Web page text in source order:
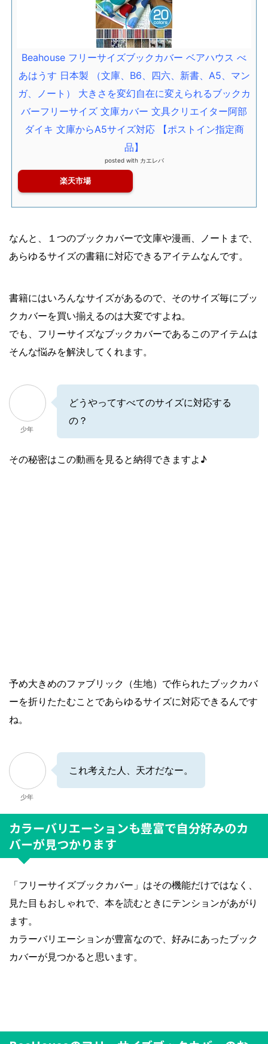
Beahouse フリーサイズブックカバー ベアハウス べ
あはうす 日本製 （文庫、B6、四六、新書、A5、マン
ガ、ノート） 大きさを変幻自在に変えられるブックカ
バーフリーサイズ 文庫カバー 文具クリエイター阿部
ダイキ 文庫からA5サイズ対応 【ポストイン指定商
品】
posted with カエレバ
楽天市場
なんと、１つのブックカバーで文庫や漫画、ノートまで、
あらゆるサイズの書籍に対応できるアイテムなんです。
書籍にはいろんなサイズがあるので、そのサイズ毎にブッ
クカバーを買い揃えるのは大変ですよね。
でも、フリーサイズなブックカバーであるこのアイテムは
そんな悩みを解決してくれます。
少年
どうやってすべてのサイズに対応する
の？
その秘密はこの動画を見ると納得できますよ♪
予め大きめのファブリック（生地）で作られたブックカバ
ーを折りたたむことであらゆるサイズに対応できるんです
ね。
少年
これ考えた人、天才だなー。
カラーバリエーションも豊富で自分好みのカ
バーが見つかります
「フリーサイズブックカバー」はその機能だけではなく、
見た目もおしゃれで、本を読むときにテンションがあがり
ます。
カラーバリエーションが豊富なので、好みにあったブック
カバーが見つかると思います。